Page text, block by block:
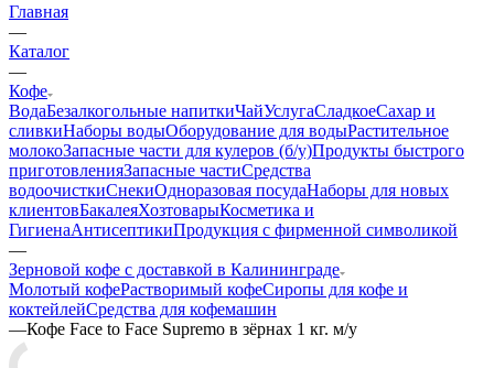
Главная
—
Каталог
—
Кофе
ВодаБезалкогольные напиткиЧайУслугаСладкоеСахар и
сливкиНаборы водыОборудование для водыРастительное
молокоЗапасные части для кулеров (б/у)Продукты быстрого
приготовленияЗапасные частиСредства
водоочисткиСнекиОдноразовая посудаНаборы для новых
клиентовБакалеяХозтоварыКосметика и
ГигиенаАнтисептикиПродукция с фирменной символикой
—
Зерновой кофе с доставкой в Калининграде
Молотый кофеРастворимый кофеСиропы для кофе и
коктейлейСредства для кофемашин
—Кофе Face to Face Supremo в зёрнах 1 кг. м/у